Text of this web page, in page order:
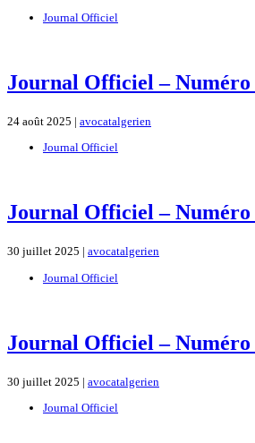
Journal Officiel
Journal Officiel – Numéro
24 août 2025 | avocatalgerien
Journal Officiel
Journal Officiel – Numéro
30 juillet 2025 | avocatalgerien
Journal Officiel
Journal Officiel – Numéro
30 juillet 2025 | avocatalgerien
Journal Officiel